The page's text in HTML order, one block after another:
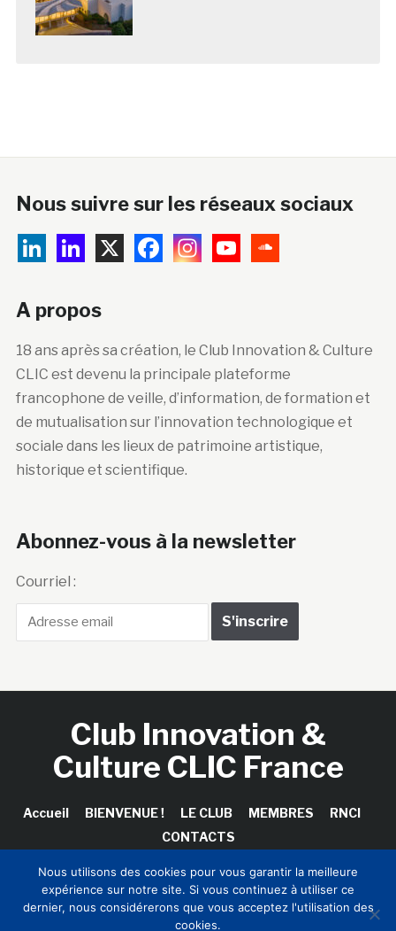
Nous suivre sur les réseaux sociaux
A propos
18 ans après sa création, le Club Innovation & Culture
CLIC est devenu la principale plateforme
francophone de veille, d’information, de formation et
de mutualisation sur l’innovation technologique et
sociale dans les lieux de patrimoine artistique,
historique et scientifique.
Abonnez-vous à la newsletter
Courriel :
Club Innovation &
Culture CLIC France
Accueil BIENVENUE ! LE CLUB MEMBRES
RNCI
CONTACTS
Copyright © 2026 Club Innovation & Culture CLIC France /
Nous utilisons des cookies pour vous garantir la meilleure
expérience sur notre site. Si vous continuez à utiliser ce
dernier, nous considérerons que vous acceptez l'utilisation des
cookies.